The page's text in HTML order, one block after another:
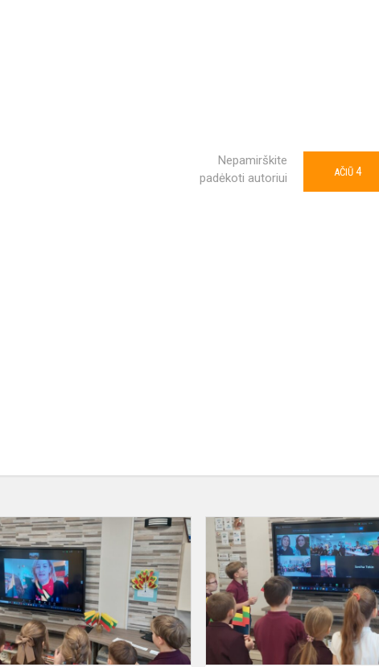
Nepamirškite
padėkoti autoriui
AČIŪ 4
Šventinė
pamoka